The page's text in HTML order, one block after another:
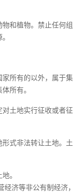
和植物。禁止任何组
所有的以外，属于集
所有。
土地实行征收或者征
式非法转让土地。土
。
济等非公有制经济，